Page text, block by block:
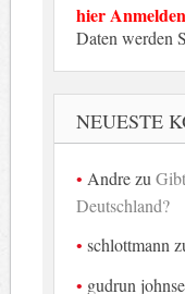
hier Anmelden
Daten werden
NEUESTE
Andrezu
Deutschland?
schlottmann
gudrun